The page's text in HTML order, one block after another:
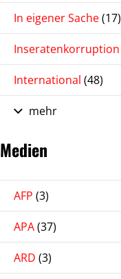
In eigener Sache(17)
Inseratenkorruption
International (48)
mehr
Medien
AFP (3)
APA(37)
ARD (3)